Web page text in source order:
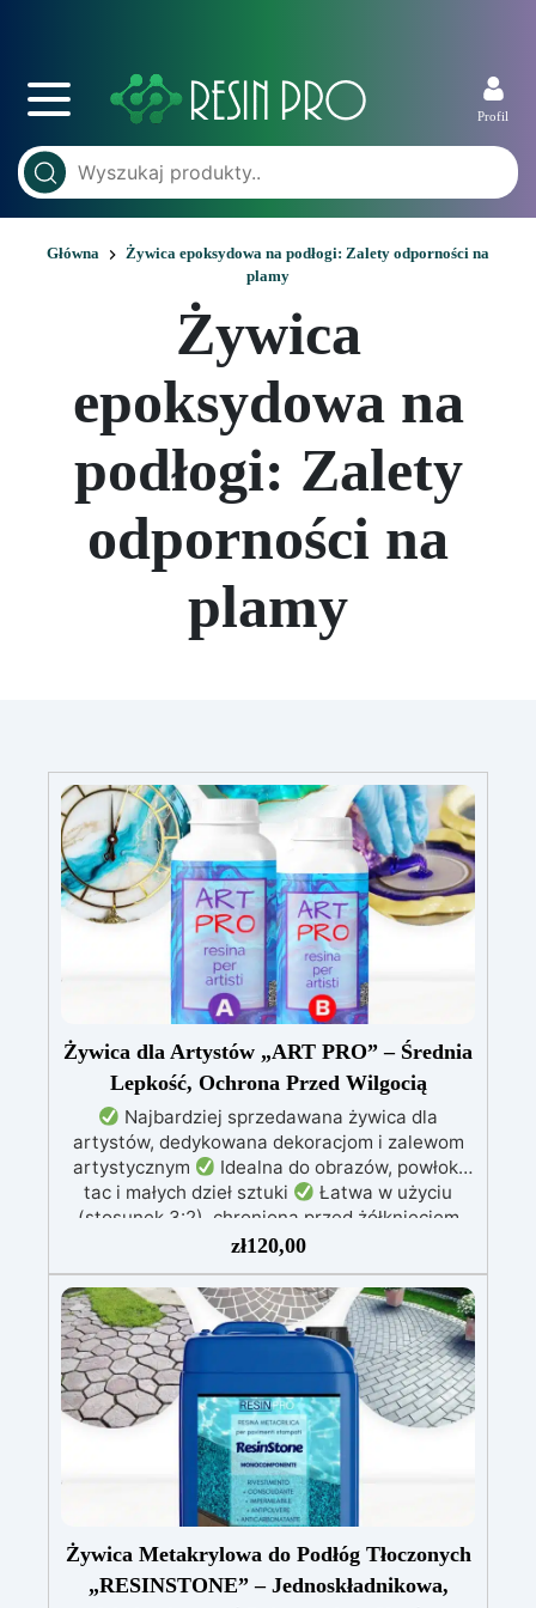
Profil
Główna
Żywica epoksydowa na podłogi: Zalety odporności na
plamy
Żywica
epoksydowa na
podłogi: Zalety
odporności na
plamy
Żywica dla Artystów „ART PRO” – Średnia
Lepkość, Ochrona Przed Wilgocią
Najbardziej sprzedawana żywica dla
artystów, dedykowana dekoracjom i zalewom
artystycznym
Idealna do obrazów, powłok,
tac i małych dzieł sztuki
Łatwa w użyciu
(stosunek 3:2), chroniona przed żółknięciem
dzięki specjalnym filtrom UV
nie kapie, utrzymując precyzyjne i czyste wzory
Utwardza się w 12-24 godziny, zapewniając
błyszczącą i lśniącą powierzchnię
zł120,00
Żywica Metakrylowa do Podłóg Tłoczonych
„RESINSTONE” – Jednoskładnikowa,